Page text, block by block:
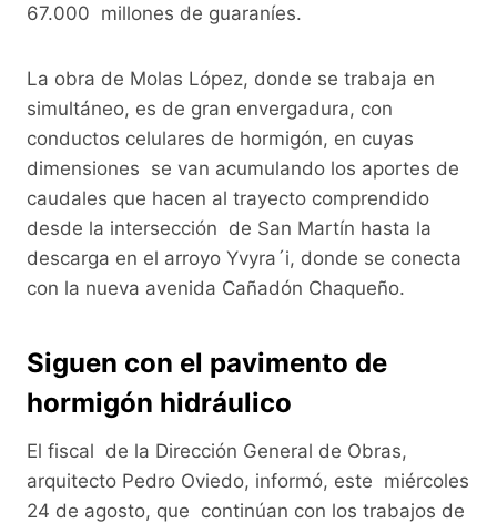
67.000 millones de guaraníes.
La obra de Molas López, donde se trabaja en
simultáneo, es de gran envergadura, con
conductos celulares de hormigón, en cuyas
dimensiones se van acumulando los aportes de
caudales que hacen al trayecto comprendido
desde la intersección de San Martín hasta la
descarga en el arroyo Yvyra´i, donde se conecta
con la nueva avenida Cañadón Chaqueño.
Siguen con el pavimento de
hormigón hidráulico
El fiscal de la Dirección General de Obras,
arquitecto Pedro Oviedo, informó, este miércoles
24 de agosto, que continúan con los trabajos de